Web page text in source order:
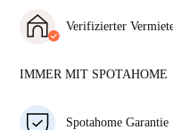
– Miete und
unkompliziertes
Verifizierter
Mehr über diesen
IMMER MIT SPOTAHOME
Spotahome Garantie